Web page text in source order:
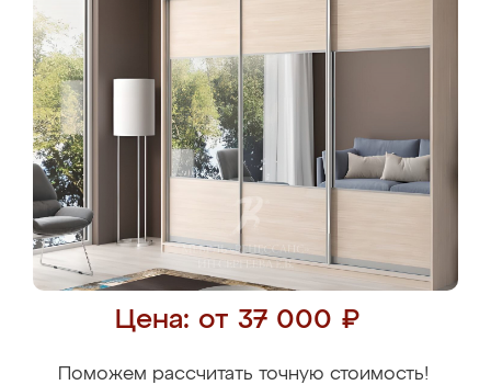
Цена: от 37 000 ₽
Поможем рассчитать точную стоимость!